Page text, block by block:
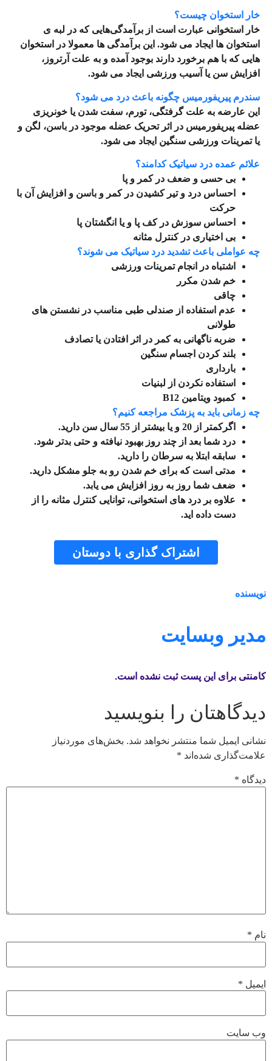
خار استخوان چیست؟
خار استخوانی عبارت است از برآمدگی‌هایی که در لبه ی
استخوان ها ایجاد می‌ شود. این برآمدگی‌ ها معمولا در استخوان
‌هایی که با هم برخورد دارند بوجود آمده و به علت آرتروز،
افزایش سن یا آسیب ورزشی ایجاد می‌ شود.
سندرم پیریفورمیس چگونه باعث درد می شود؟
این عارضه به علت گرفتگی، تورم، سفت شدن یا خونریزی
عضله پیریفورمیس در اثر تحریک عضله موجود در باسن، لگن و
یا تمرینات ورزشی سنگین ایجاد می‌ شود.
علائم عمده درد سیاتیک کدامند؟
بی حسی و ضعف در کمر و پا
احساس درد و تیر کشیدن در کمر و باسن و افزایش آن با
حرکت
احساس سوزش در کف پا و یا انگشتان پا
بی اختیاری در کنترل مثانه
چه عواملی باعث تشدید درد سیاتیک می شوند؟
اشتباه در انجام تمرینات ورزشی
خم شدن مکرر
چاقی
عدم استفاده از صندلی طبی مناسب در نشستن های
طولانی
ضربه ناگهانی به کمر در اثر افتادن یا تصادف
بلند کردن اجسام سنگین
بارداری
استفاده نکردن از لبنیات
کمبود ویتامین B12
چه زمانی باید به پزشک مراجعه کنیم؟
اگرکمتر از 20 و یا بیشتر از 55 سال سن دارید.
درد شما بعد از چند روز بهبود نیافته و حتی بدتر شود.
سابقه ابتلا به سرطان را دارید.
مدتی است که برای خم شدن رو به جلو مشکل دارید.
ضعف شما روز به روز افزایش می‌ یابد.
علاوه بر درد های استخوانی، توانایی کنترل مثانه را از
دست داده اید.
اشتراک گذاری با دوستان
نویسنده
مدیر وبسایت
کامنتی برای این پست ثبت نشده است.
دیدگاهتان را بنویسید
نشانی ایمیل شما منتشر نخواهد شد. بخش‌های موردنیاز
علامت‌گذاری شده‌اند*
دیدگاه*
نام*
ایمیل *
وب‌ سایت